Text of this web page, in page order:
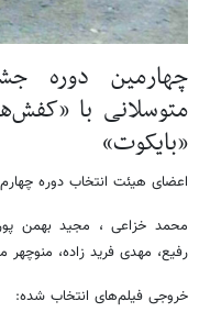
چهارمین دوره
متوسلانی با
«بایکوت»
اعضای هیئت انتخاب دوره چهارم
محمد خزاعی ، مجید بهمن
رفیع، مهدی فرید زاده،
خروجی فیلم‌های انتخاب شده: